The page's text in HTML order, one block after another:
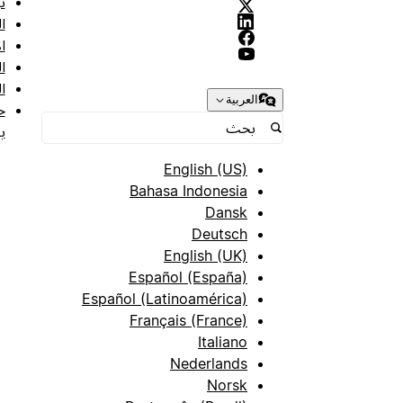
العربية
English (US)
Bahasa Indonesia
Dansk
Deutsch
English (UK)
Español (España)
Español (Latinoamérica)
Français (France)
Italiano
Nederlands
Norsk